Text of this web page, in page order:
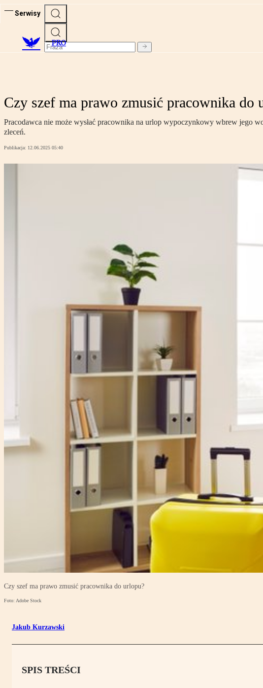
Serwisy
PRO
Czy szef ma prawo zmusić pracownika do
Pracodawca nie może wysłać pracownika na urlop wypoczynkowy wbrew jego
zleceń.
Publikacja: 12.06.2025 05:40
Czy szef ma prawo zmusić pracownika do urlopu?
Foto: Adobe Stock
Jakub Kurzawski
SPIS TREŚCI